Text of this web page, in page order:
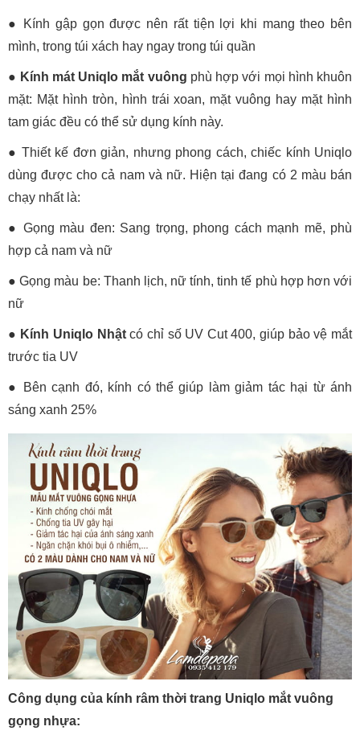
● Kính gập gọn được nên rất tiện lợi khi mang theo bên
mình, trong túi xách hay ngay trong túi quần
● Kính mát Uniqlo mắt vuông phù hợp với mọi hình khuôn
mặt: Mặt hình tròn, hình trái xoan, mặt vuông hay mặt hình
tam giác đều có thể sử dụng kính này.
● Thiết kế đơn giản, nhưng phong cách, chiếc kính Uniqlo
dùng được cho cả nam và nữ. Hiện tại đang có 2 màu bán
chạy nhất là:
● Gọng màu đen: Sang trọng, phong cách mạnh mẽ, phù
hợp cả nam và nữ
● Gọng màu be: Thanh lịch, nữ tính, tinh tế phù hợp hơn với
nữ
● Kính Uniqlo Nhậtcó chỉ số UV Cut 400, giúp bảo vệ mắt
trước tia UV
● Bên cạnh đó, kính có thể giúp làm giảm tác hại từ ánh
sáng xanh 25%
Công dụng của kính râm thời trang Uniqlo mắt vuông
gọng nhựa: